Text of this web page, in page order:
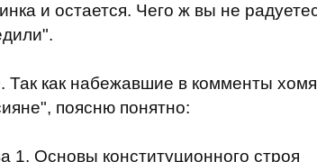
и остается. Чего ж вы не
Так как набежавшие в комменты
поясню понятно:
1. Основы конституционного строя